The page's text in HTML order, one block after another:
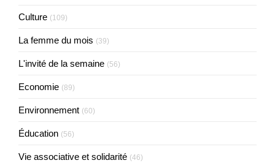
Culture (109)
La femme du mois (39)
L'invité de la semaine (56)
Economie (89)
Environnement (60)
Éducation (56)
Vie associative et solidarité (46)